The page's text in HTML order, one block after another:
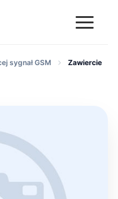
sygnał GSM Zawiercie